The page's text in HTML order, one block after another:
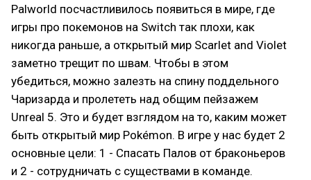
Palworld посчастливилось появиться в мире, где
игры про покемонов на Switch так плохи, как
никогда раньше, а открытый мир Scarlet and Violet
заметно трещит по швам. Чтобы в этом
убедиться, можно залезть на спину поддельного
Чаризарда и пролететь над общим пейзажем
Unreal 5. Это и будет взглядом на то, каким может
быть открытый мир Pokémon. В игре у нас будет 2
основные цели: 1 - Спасать Палов от браконьеров
и 2 - сотрудничать с существами в команде.